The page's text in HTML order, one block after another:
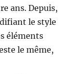
ans. Depuis,
le style
éléments
le même,